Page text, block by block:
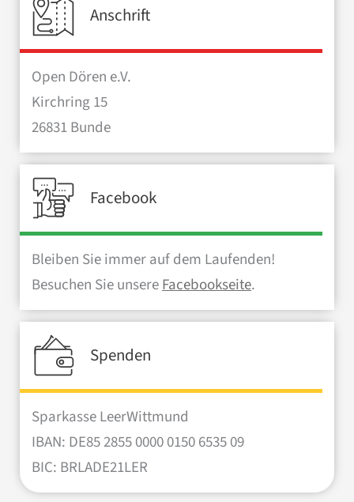
Anschrift
Open Dören e.V.
Kirchring 15
26831 Bunde
Facebook
Bleiben Sie immer auf dem Laufenden!
Besuchen Sie unsereFacebookseite.
Spenden
Sparkasse LeerWittmund
IBAN: DE85 2855 0000 0150 6535 09
BIC: BRLADE21LER